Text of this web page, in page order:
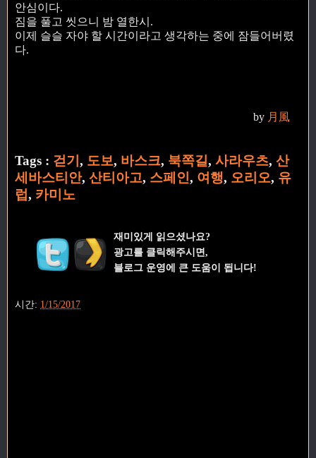
안심이다.
짐을 풀고 씻으니 밤 열한시.
이제 슬슬 자야 할 시간이라고 생각하는 중에 잠들어버렸
다.
by 月風
Tags : 걷기 , 도보, 바스크, 북쪽길, 사라우츠, 산
세바스티안, 산티아고, 스페인, 여행, 오리오, 유
럽, 카미노
재미있게 읽으셨나요?
광고를 클릭해주시면,
블로그 운영에 큰 도움이 됩니다!
시간: 1/15/2017